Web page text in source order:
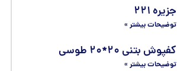
جزیره ۲۲۱
توضیحات بیشتر »
کفپوش بتنی ۲۰*۲۰ طوسی
توضیحات بیشتر »